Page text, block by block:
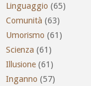
Linguaggio (65)
Comunità (63)
Umorismo (61)
Scienza (61)
Illusione (61)
Inganno (57)